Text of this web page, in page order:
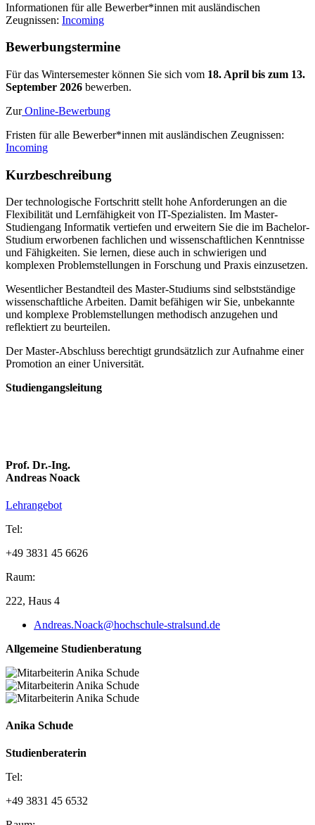
Informationen für alle Bewerber*innen mit ausländischen
Zeugnissen: Incoming
Be­wer­bungs­ter­mi­ne
Für das Wintersemester können Sie sich vom 18. April bis zum 13.
September 2026 bewerben.
ZurOnline-Bewerbung
Fristen für alle Bewerber*innen mit ausländischen Zeugnissen:
Incoming
Kurz­be­schrei­bung
Der technologische Fortschritt stellt hohe Anforderungen an die
Flexibilität und Lernfähigkeit von IT-Spezialisten. Im Master-
Studiengang Informatik vertiefen und erweitern Sie die im Bachelor-
Studium erworbenen fachlichen und wissenschaftlichen Kenntnisse
und Fähigkeiten. Sie lernen, diese auch in schwierigen und
komplexen Problemstellungen in Forschung und Praxis einzusetzen.
Wesentlicher Bestandteil des Master-Studiums sind selbstständige
wissenschaftliche Arbeiten. Damit befähigen wir Sie, unbekannte
und komplexe Problemstellungen methodisch anzugehen und
reflektiert zu beurteilen.
Der Master-Abschluss berechtigt grundsätzlich zur Aufnahme einer
Promotion an einer Universität.
Studiengangsleitung
Prof. Dr.-Ing.
Andreas Noack
Lehrangebot
Tel:
+49 3831 45 6626
Raum:
222, Haus 4
Andreas.Noack@hochschule-stralsund.de
Allgemeine Studienberatung
Anika Schude
Studienberaterin
Tel:
+49 3831 45 6532